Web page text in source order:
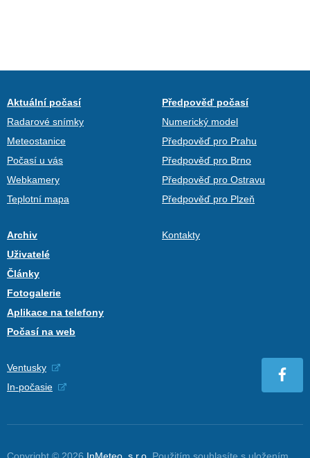
Aktuální počasí
Radarové snímky
Meteostanice
Počasí u vás
Webkamery
Teplotní mapa
Předpověď počasí
Numerický model
Předpověď pro Prahu
Předpověď pro Brno
Předpověď pro Ostravu
Předpověď pro Plzeň
Archiv
Uživatelé
Články
Fotogalerie
Aplikace na telefony
Počasí na web
Kontakty
Ventusky
In-počasie
Copyright © 2026 InMeteo, s.r.o. Použitím souhlasíte s uložením